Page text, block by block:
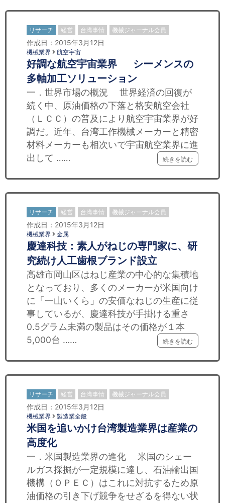
リサーチ 経営 台湾事情 機械ジャーナル会員
作成日：2015年3月12日
機械業界 航空宇宙
好調な航空宇宙業界 シーメンスの
多軸加工ソリューション
一．世界市場の概況 世界経済の回復が
続く中、原油価格の下落と格安航空会社
（ＬＣＣ）の普及により航空宇宙業界が好
調だ。近年、台湾工作機械メーカーと精密
材料メーカーも相次いで宇宙航空業界に進
出して ……
続きを読む
リサーチ 経営 台湾事情 機械ジャーナル会員
作成日：2015年3月12日
機械業界 金属
慶達科技：素人がねじの専門家に、研
究続け人工歯根ブランド設立
高雄市岡山区はねじ産業の中心的な集積地
となっており、多くのメーカーが米国向け
に「一山いくら」の安価なねじの生産に従
事しているが、慶達科技が手掛ける重さ
0.5グラム未満の製品はその価格が１本
5,000台 ……
続きを読む
リサーチ 経営 台湾事情 機械ジャーナル会員
作成日：2015年3月12日
機械業界 製造業全般
米国を追いかけ台湾製造業界は産業の
高度化
一．米国製造業界の進化 米国のシェー
ルガス採掘が一定規模に達し、石油輸出国
機構（ＯＰＥＣ）はこれに対抗するため原
油価格の引き下げ競争をせざるを得ない状